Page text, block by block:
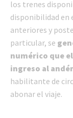
los trenes
disponibilidad en
anteriores y
particular, se
numérico que
ingreso al
habilitante de
abonar el viaje.